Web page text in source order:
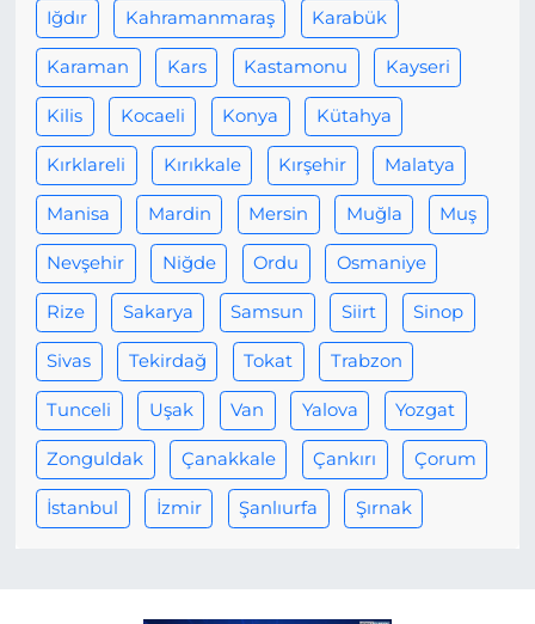
Iğdır Kahramanmaraş Karabük
Karaman Kars Kastamonu Kayseri
Kilis Kocaeli Konya Kütahya
Kırklareli Kırıkkale Kırşehir Malatya
Manisa Mardin Mersin Muğla Muş
Nevşehir Niğde Ordu Osmaniye
Rize Sakarya Samsun Siirt Sinop
Sivas Tekirdağ Tokat Trabzon
Tunceli Uşak Van Yalova Yozgat
Zonguldak Çanakkale Çankırı Çorum
İstanbul İzmir Şanlıurfa Şırnak